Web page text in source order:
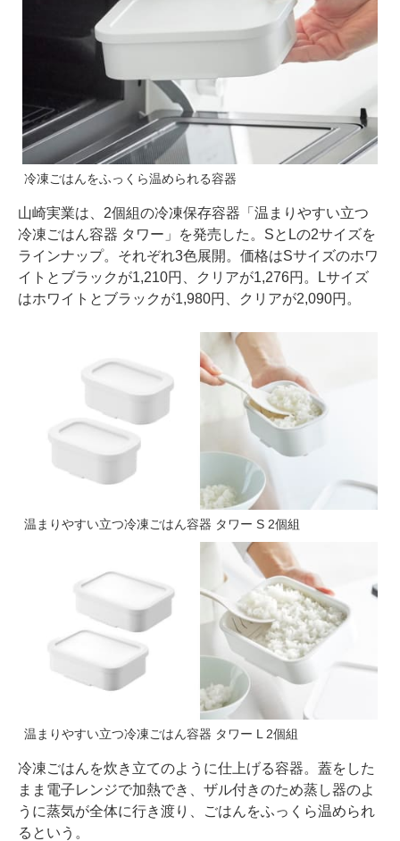
冷凍ごはんをふっくら温められる容器
山崎実業は、2個組の冷凍保存容器「温まりやすい立つ
冷凍ごはん容器 タワー」を発売した。SとLの2サイズを
ラインナップ。それぞれ3色展開。価格はSサイズのホワ
イトとブラックが1,210円、クリアが1,276円。Lサイズ
はホワイトとブラックが1,980円、クリアが2,090円。
温まりやすい立つ冷凍ごはん容器 タワー S 2個組
温まりやすい立つ冷凍ごはん容器 タワー L 2個組
冷凍ごはんを炊き立てのように仕上げる容器。蓋をした
まま電子レンジで加熱でき、ザル付きのため蒸し器のよ
うに蒸気が全体に行き渡り、ごはんをふっくら温められ
るという。